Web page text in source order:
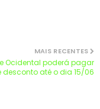
MAIS RECENTES
Ocidental poderá pagar
desconto até o dia 15/06